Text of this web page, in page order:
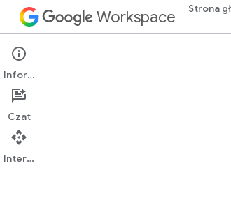
Workspace Strona
Gmail
Przegląd Materiały
Informacje
Czat
Interfejs API